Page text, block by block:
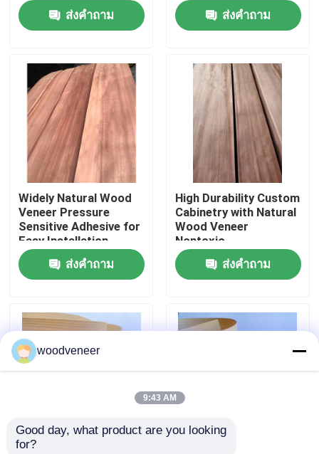
สินค้า
เกี่ยวกับเรา
ทัวร์โรงงาน
ควบคุมคุณภาพ
ติดต่อเรา
ขอใบเสนอราคา
วีเนียร์ไม้ธรรมชาติ
ไม้วีเนียร์ปูพื้น
ส่งคำถาม
ส่งคำถาม
Widely Natural Wood
Veneer Pressure
Sensitive Adhesive for
Easy Installation
ส่งคำถาม
High Durability Custom
Cabinetry with Natural
Wood Veneer
Nontoxic
ส่งคำถาม
Moisture Resistant
woodveneer
9:43 AM
Good day, what product are you looking
for?